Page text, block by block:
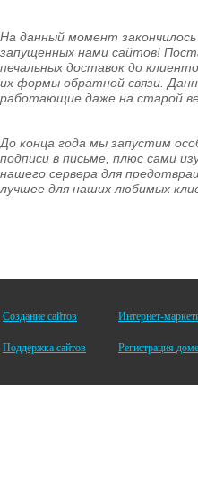
На данный момент
запущенных нами сайтов!
печальных доставок до
их формы обратной связи.
работающие даже на старой
До конца года мы запустим
подписи в письме, плюс сами
нашего сервера для
лучшее для наших любимых
Создание сайтов Интернет-
Поддержка сайтов Регистрация